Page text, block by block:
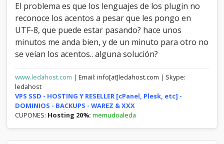
t
o
s
El problema es que los lenguajes de los plugin no
reconoce los acentos a pesar que les pongo en
UTF-8, que puede estar pasando? hace unos
minutos me anda bien, y de un minuto para otro no
se veían los acentos.. alguna solución?
www.ledahost.com | Email: info[at]ledahost.com | Skype:
ledahost
VPS SSD - HOSTING Y RESELLER [cPanel, Plesk, etc] -
DOMINIOS - BACKUPS - WAREZ & XXX
CUPONES: Hosting 20%: memudoaleda